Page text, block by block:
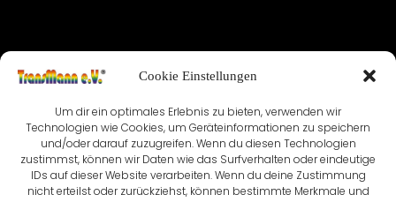
Cookie Einstellungen
Um dir ein optimales Erlebnis zu bieten, verwenden wir
Technologien wie Cookies, um Geräteinformationen zu speichern
und/oder darauf zuzugreifen. Wenn du diesen Technologien
zustimmst, können wir Daten wie das Surfverhalten oder eindeutige
IDs auf dieser Website verarbeiten. Wenn du deine Zustimmung
nicht erteilst oder zurückziehst, können bestimmte Merkmale und
IMPRESSUM
VEREINSSATZUNG KONTAKT
COOKIE-RICHTLINIE (EU)